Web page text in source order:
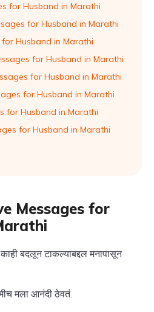
for Husband in Marathi
for Husband in Marathi
Husband in Marathi
for Husband in Marathi
for Husband in Marathi
for Husband in Marathi
for Husband in Marathi
for Husband in Marathi
Messages for
बदलून टाकल्याबद्दल मनापासून
मला आनंदी ठेवतं.